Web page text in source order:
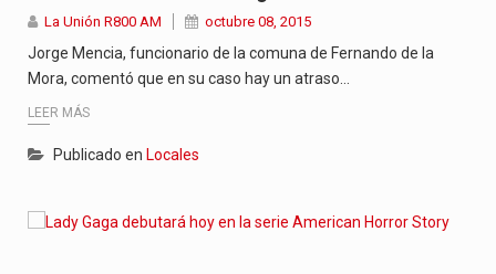
La Unión R800 AM octubre 08, 2015
Jorge Mencia, funcionario de la comuna de Fernando de la
Mora, comentó que en su caso hay un atraso…
LEER MÁS
Publicado en Locales